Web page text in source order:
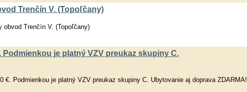
Trenčín V. (Topoľčany)
obvod Trenčín V. (Topoľčany)
je platný VZV preukaz skupiny C.
Podmienkou je platný VZV preukaz skupiny C. Ubytovanie aj doprava ZDARMA!